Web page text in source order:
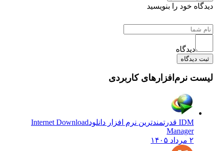
دیدگاه خود را بنویسید
دیدگاه
ثبت دیدگاه
لیست نرم‌افزارهای کاربردی
IDM قدرتمندترین نرم افزار دانلود
Internet Download
Manager
۲ مرداد ۱۴۰۵